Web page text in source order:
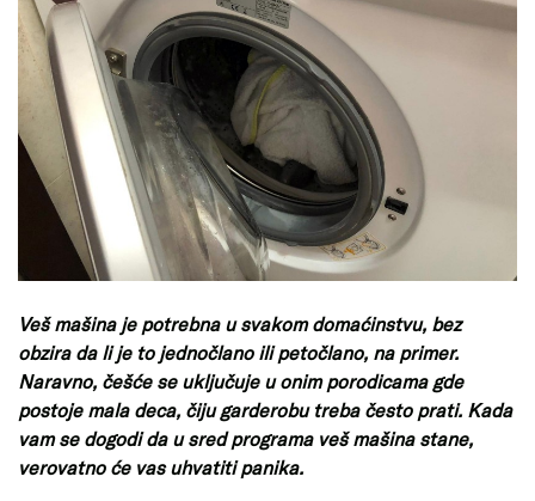
Veš mašina je potrebna u svakom domaćinstvu, bez
obzira da li je to jednočlano ili petočlano, na primer.
Naravno, češće se uključuje u onim porodicama gde
postoje mala deca, čiju garderobu treba često prati. Kada
vam se dogodi da u sred programa veš mašina stane,
verovatno će vas uhvatiti panika.